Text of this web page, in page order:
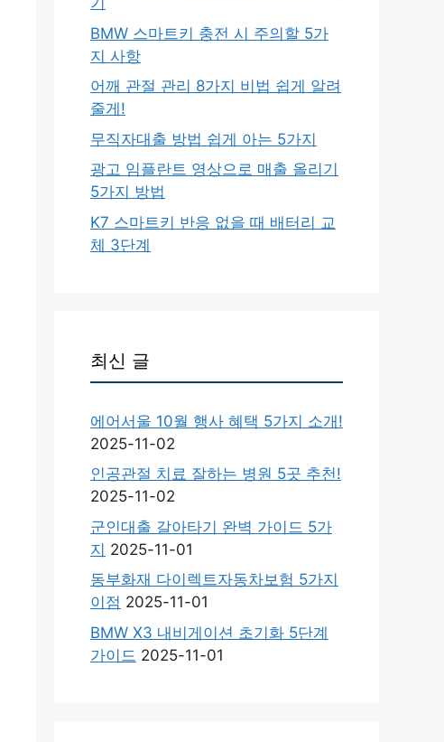
BMW 스마트키 충전 시 주의할 5가
지 사항
어깨 관절 관리 8가지 비법 쉽게 알려
줄게!
무직자대출 방법 쉽게 아는 5가지
광고 임플란트 영상으로 매출 올리기
5가지 방법
K7 스마트키 반응 없을 때 배터리 교
체 3단계
최신 글
에어서울 10월 행사 혜택 5가지 소개!
2025-11-02
인공관절 치료 잘하는 병원 5곳 추천!
2025-11-02
군인대출 갈아타기 완벽 가이드 5가
지 2025-11-01
동부화재 다이렉트자동차보험 5가지
이점 2025-11-01
BMW X3 내비게이션 초기화 5단계
가이드 2025-11-01